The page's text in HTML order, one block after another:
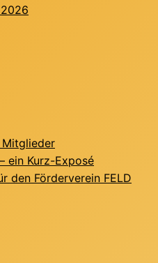
ein Kurz-Exposé
den Förderverein FELD